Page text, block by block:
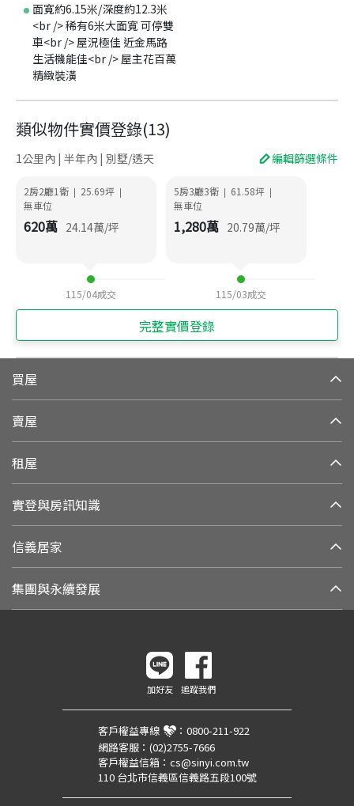
面寬約6.15米/深度約12.3米
<br /> 稀有6米大面寬 可停雙
車<br /> 屋況極佳 近金馬路
生活機能佳<br /> 屋主花百萬
精緻裝潢
類似物件實價登錄(13)
1公里內 | 半年內 | 別墅/透天 編輯篩選條件
2房2廳1衛 | 25.69坪 |
無車位
620萬 24.14萬/坪
115/04成交
5房3廳3衛 | 61.58坪 |
無車位
1,280萬 20.79萬/坪
115/03成交
完整實價登錄
買屋
賣屋
租屋
實登與房訊知識
信義居家
集團與永續發展
加好友 追蹤我們
客戶權益專線 ： 0800-211-922
網路客服： (02)2755-7666
客戶權益信箱： cs@sinyi.com.tw
110 台北市信義區信義路五段100號